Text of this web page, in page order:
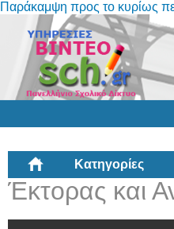
Παράκαμψη προς το κυρίως
Κατηγορίες
Έκτορας και